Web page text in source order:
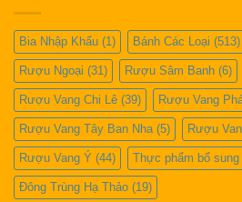
Bia Nhập Khẩu (1) Bánh Các Loại (513)
Rượu Ngoại (31) Rượu Sâm Banh (6)
Rượu Vang Chi Lê (39) Rượu Vang
Rượu Vang Tây Ban Nha (5) Rượu
Rượu Vang Ý (44) Thực phẩm bổ sung
Đông Trùng Hạ Thảo (19)